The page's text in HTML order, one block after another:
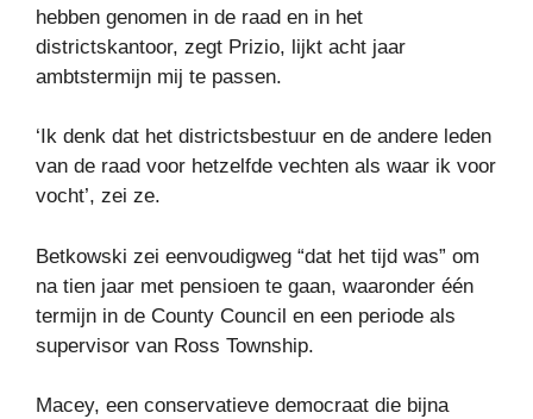
hebben genomen in de raad en in het
districtskantoor, zegt Prizio, lijkt acht jaar
ambtstermijn mij te passen.
‘Ik denk dat het districtsbestuur en de andere leden
van de raad voor hetzelfde vechten als waar ik voor
vocht’, zei ze.
Betkowski zei eenvoudigweg “dat het tijd was” om
na tien jaar met pensioen te gaan, waaronder één
termijn in de County Council en een periode als
supervisor van Ross Township.
Macey, een conservatieve democraat die bijna